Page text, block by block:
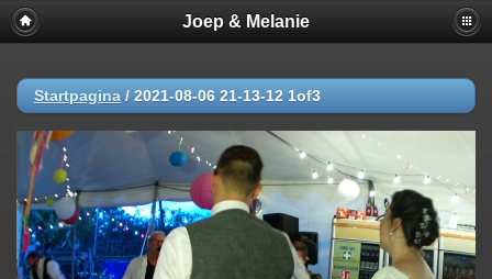
Joep & Melanie
Startpagina / 2021-08-06 21-13-12 1of3